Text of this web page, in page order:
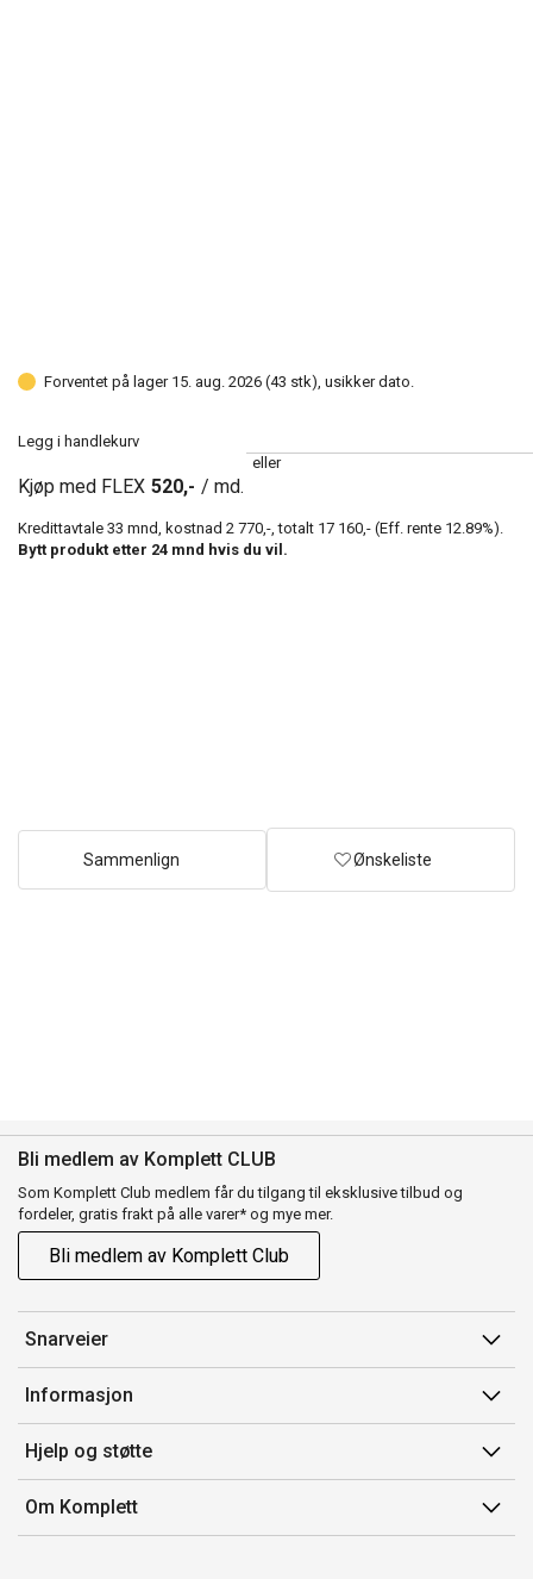
Forventet på lager 15. aug. 2026 (43 stk), usikker dato.
Legg i handlekurv
eller
Kjøp med FLEX 520,- / md.
Kredittavtale 33 mnd, kostnad 2 770,- , totalt 17 160,- (Eff. rente 12.89%).
Bytt produkt etter 24 mnd hvis du vil.
Sammenlign Ønskeliste
Bli medlem av Komplett CLUB
Som Komplett Club medlem får du tilgang til eksklusive tilbud og
fordeler, gratis frakt på alle varer* og mye mer.
Bli medlem av Komplett Club
Snarveier
Min side
Ordreoversikt
Flex
Komplett Club
Informasjon
Salgsbetingelser
Medlemsvilkår for Komplett Club
Merker/produsent
Hjelp og støtte
Kontakt oss
Kundeservice
Om Komplett